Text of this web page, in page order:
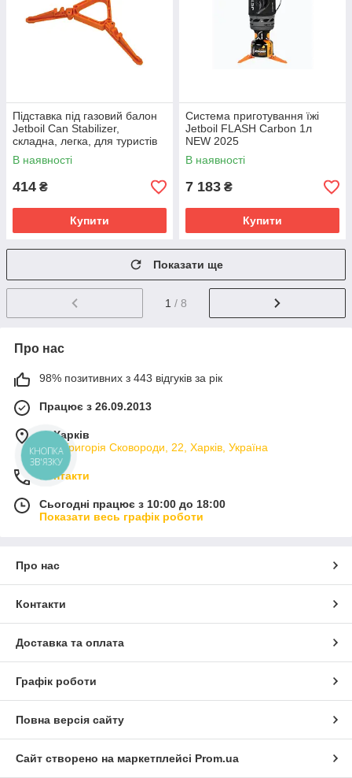
Підставка під газовий балон
Jetboil Can Stabilizer,
складна, легка, для туристів
В наявності
414 ₴
Купити
Система приготування їжі
Jetboil FLASH Carbon 1л
NEW 2025
В наявності
7 183 ₴
Купити
Показати ще
1 / 8
Про нас
98% позитивних з 443 відгуків за рік
Працює з 26.09.2013
м. Харків
вул. Григорія Сковороди, 22, Харків, Україна
Контакти
Сьогодні працює з 10:00 до 18:00
Показати весь графік роботи
Про нас
Контакти
Доставка та оплата
Графік роботи
Повна версія сайту
Сайт створено на маркетплейсі Prom.ua
КНОПКА
ЗВ'ЯЗКУ